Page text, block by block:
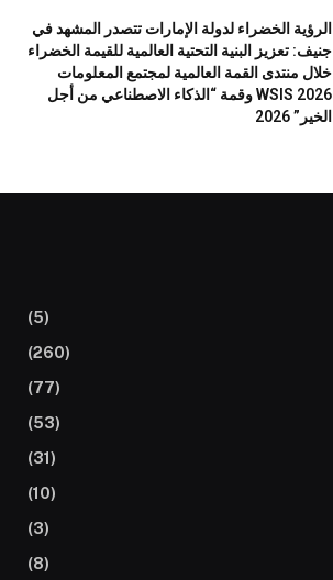
الرؤية الخضراء لدولة الإمارات تتصدر المشهد في
جنيف: تعزيز البنية التحتية العالمية للقيمة الخضراء
خلال منتدى القمة العالمية لمجتمع المعلومات
WSIS 2026 وقمة “الذكاء الاصطناعي من أجل
الخير” 2026
(5)
(260)
(77)
(53)
(31)
(10)
(3)
(8)